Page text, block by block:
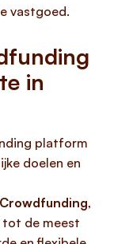
vastgoed.
in
platform
doelen en
,
tot de meest